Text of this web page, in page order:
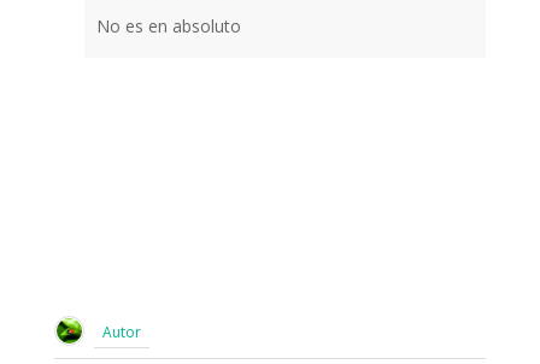
No es en absoluto
Autor